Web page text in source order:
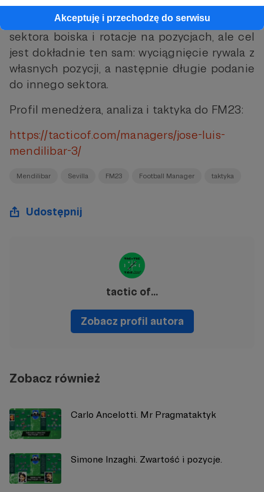
Akceptuję i przechodzę do serwisu
Drugim wariantem jest przeciążanie jednego
sektora boiska i rotacje na pozycjach, ale cel
jest dokładnie ten sam: wyciągnięcie rywala z
własnych pozycji, a następnie długie podanie
do innego sektora.
Profil menedżera, analiza i taktyka do FM23:
https://tacticof.com/managers/jose-luis-
mendilibar-3/
Mendilibar Sevilla FM23 Football Manager taktyka
Udostępnij
tactic of...
Zobacz profil autora
Zobacz również
Carlo Ancelotti. Mr Pragmataktyk
Simone Inzaghi. Zwartość i pozycje.